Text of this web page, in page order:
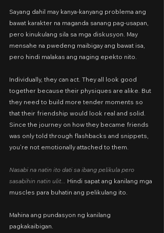
Sayang dahil may kanya-kanyang problema ang
bawat karakter na maganda sanang pag-usapan,
pero kinukulang sila sa mga diskusyon. May
mensahe na pwedeng maibigay ang bawat isa,
pero hindi malakas ang naging epekto nito.
Individually, they can act. They all look good
together because their physiques are alike. But
they need to build more tender moments so
that their friendship would look real and solid.
Since the journey on how they became friends
was only told through flashbacks and snippets,
you’re not emotionally attached to them.
Nasabi na natin ito dati sa ibang pelikula pero
sasabihin natin ulit... Hindi sapat ang kanilang mga
muscles para buhatin ang pelikulang ito.
Mahina ang pundasyon ng kanilang
pagkakaibigan.